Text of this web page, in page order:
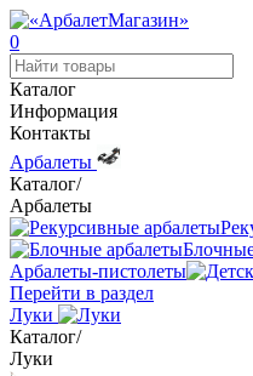
0
Каталог
Информация
Контакты
Арбалеты
Каталог/
Арбалеты
Арбалеты-пистолеты
Перейти в раздел
Луки
Каталог/
Луки